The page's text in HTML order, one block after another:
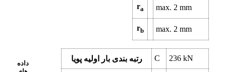
ra max. 2mm
rb max. 2mm
داده
رتبه بندی بار اولیه پویا C 236kN